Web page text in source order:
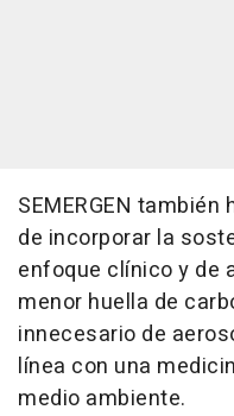
SEMERGEN
de incorporar la
enfoque clínico y de
menor huella de
innecesario de
línea con una
medio ambiente.